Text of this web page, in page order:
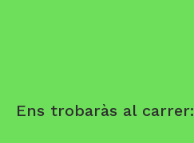
Ens trobaràs al carrer: